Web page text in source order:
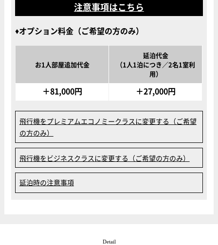
注意事項はこちら
オプション料金（ご希望の方のみ）
お1人部屋追加代金
延泊代金
（1人1泊につき／2名1室利
用）
＋81,000円 ＋27,000円
飛行機をプレミアムエコノミークラスに変更する（ご希望
の方のみ）
飛行機をビジネスクラスに変更する（ご希望の方のみ）
延泊時の注意事項
Detail